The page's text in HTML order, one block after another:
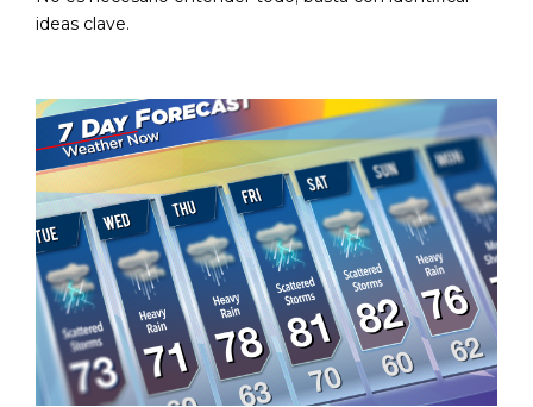
ideas clave.